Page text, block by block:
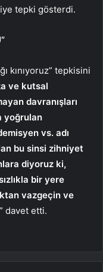
tepki gösterdi.
kınıyoruz” tepkisini
ve kutsal
davranışları
yoğrulan
vs. adı
bu sinsi zihniyet
diyoruz ki,
bir yere
vazgeçin ve
” davet etti.